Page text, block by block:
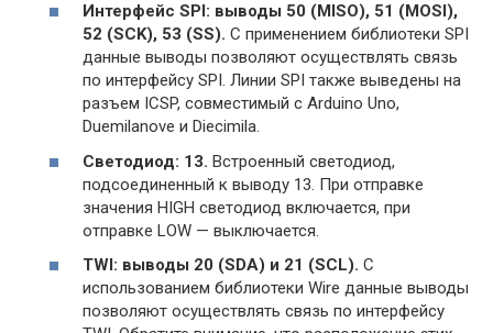
Интерфейс SPI: выводы 50 (MISO), 51 (MOSI),
52 (SCK), 53 (SS). С применением библиотеки SPI
данные выводы позволяют осуществлять связь
по интерфейсу SPI. Линии SPI также выведены на
разъем ICSP, совместимый с Arduino Uno,
Duemilanove и Diecimila.
Светодиод: 13. Встроенный светодиод,
подсоединенный к выводу 13. При отправке
значения HIGH светодиод включается, при
отправке LOW — выключается.
TWI: выводы 20 (SDA) и 21 (SCL). С
использованием библиотеки Wire данные выводы
позволяют осуществлять связь по интерфейсу